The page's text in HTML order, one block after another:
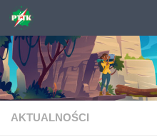
Skip to content
AKTUALNOŚCI